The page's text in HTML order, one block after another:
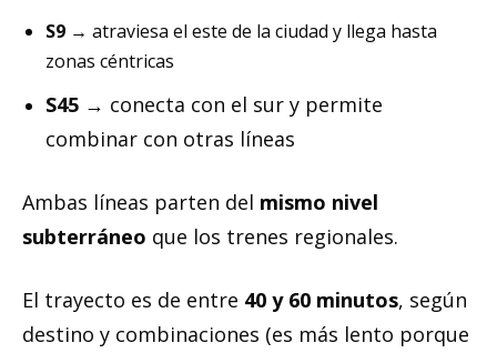
S9 → atraviesa el este de la ciudad y llega hasta
zonas céntricas
S45 → conecta con el sur y permite
combinar con otras líneas
Ambas líneas parten del mismo nivel
subterráneo que los trenes regionales.
El trayecto es de entre 40 y 60 minutos, según
destino y combinaciones (es más lento porque